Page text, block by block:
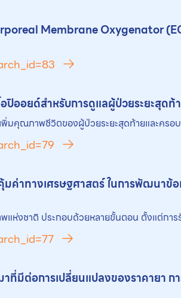
Membrane Oxygenator
ปิออยด์สำหรับการดูแลผู้ป่วยระยะสุดท้
คุณภาพชีวิตของผู้ป่วยระยะสุดท้ายและครอ
ค่าทางเศรษฐศาสตร์ ในการพัฒนา
ห่งชาติ ประกอบด้วยหลายขั้นตอน ตั้งแต่การ
ที่มีต่อการเปลี่ยนแปลงของราคายา ก